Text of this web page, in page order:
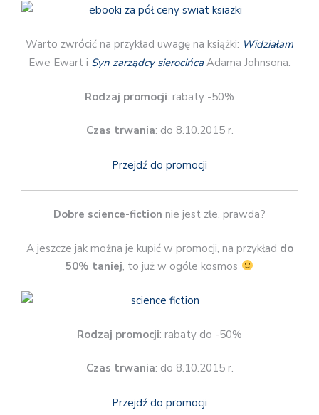
Warto zwrócić na przykład uwagę na książki: Widziałam
Ewe Ewart i Syn zarządcy sierocińcaAdama Johnsona.
Rodzaj promocji: rabaty -50%
Czas trwania: do 8.10.2015 r.
Przejdź do promocji
Dobre science-fiction nie jest złe, prawda?
A jeszcze jak można je kupić w promocji, na przykład do
50% taniej, to już w ogóle kosmos
Rodzaj promocji: rabaty do -50%
Czas trwania: do 8.10.2015 r.
Przejdź do promocji